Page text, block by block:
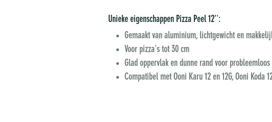
Unieke eigenschappen Pizza Peel 12'':
Gemaakt van aluminium, lichtgewicht en
Voor pizza's tot 30 cm
Glad oppervlak en dunne rand voor
Compatibel met Ooni Karu 12 en 12G, Ooni Koda